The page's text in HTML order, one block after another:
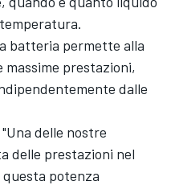
batteria permette alla
prestazioni,
dalle
delle nostre
delle prestazioni nel
potenza